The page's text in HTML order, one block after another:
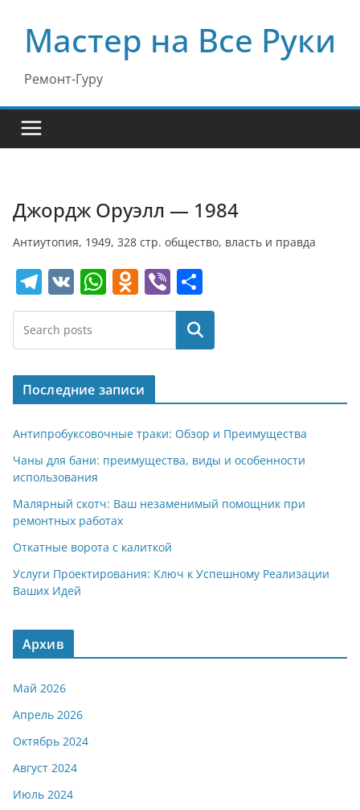
содержимому
Мастер на Все Руки
Ремонт-Гуру
Джордж Оруэлл — 1984
Антиутопия, 1949, 328 стр. общество, власть и правда
T
el
e
gr
a
m
V
K
W
h
s
A
p
p
O
d
o
kl
a
ss
ni
Vi
b
er
т
п
р
в
и
т
Поиск
Последние записи
Антипробуксовочные траки: Обзор и Преимущества
Чаны для бани: преимущества, виды и особенности
использования
Малярный скотч: Ваш незаменимый помощник при
ремонтных работах
Откатные ворота с калиткой
Услуги Проектирования: Ключ к Успешному Реализации
Ваших Идей
Архив
Май 2026
Апрель 2026
Октябрь 2024
Август 2024
Июль 2024